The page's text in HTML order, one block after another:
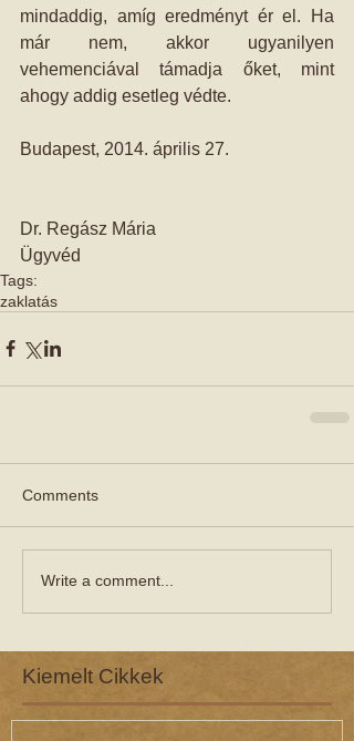
mindaddig, amíg eredményt ér el. Ha
már nem, akkor ugyanilyen
vehemenciával támadja őket, mint
ahogy addig esetleg védte.
Budapest, 2014. április 27.
Dr. Regász Mária
Ügyvéd
Tags:
zaklatás
Comments
Write a comment...
Kiemelt Cikkek